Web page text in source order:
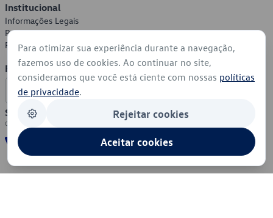
Institucional
Informações Legais
Política de Privacidade
Política de Cookies
Formas de Pagamento
Segurança
Para otimizar sua experiência durante a navegação,
fazemos uso de cookies. Ao continuar no site,
consideramos que você está ciente com nossas políticas
de privacidade.
Rejeitar cookies
Aceitar cookies